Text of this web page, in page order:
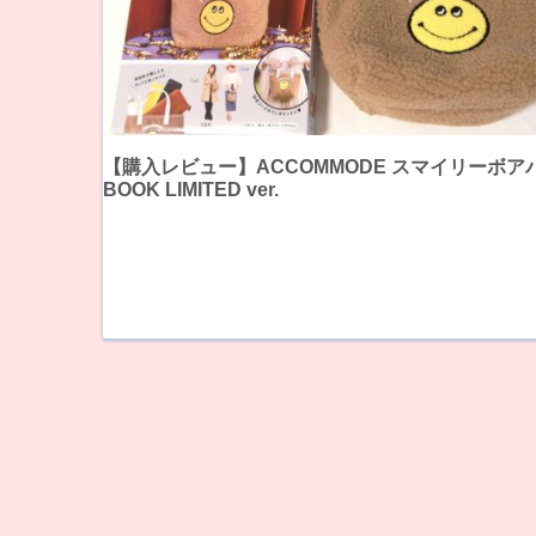
【購入レビュー】ACCOMMODE スマイリーボア
BOOK LIMITED ver.